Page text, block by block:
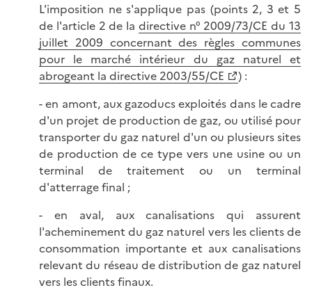
L'imposition ne s'applique pas (points 2, 3 et 5
de l'article 2 de la directive n° 2009/73/CE du 13
juillet 2009 concernant des règles communes
pour le marché intérieur du gaz naturel et
abrogeant la directive 2003/55/CE
) :
- en amont, aux gazoducs exploités dans le cadre
d'un projet de production de gaz, ou utilisé pour
transporter du gaz naturel d'un ou plusieurs sites
de production de ce type vers une usine ou un
terminal de traitement ou un terminal
d'atterrage final ;
- en aval, aux canalisations qui assurent
l'acheminement du gaz naturel vers les clients de
consommation importante et aux canalisations
relevant du réseau de distribution de gaz naturel
vers les clients finaux.